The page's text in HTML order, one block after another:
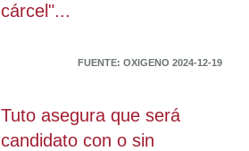
cárcel"...
FUENTE: OXIGENO 2024-12-19
Tuto asegura que será
candidato con o sin